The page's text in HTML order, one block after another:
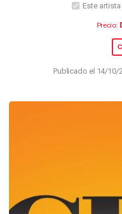
Este
Precio:
Publicado el 14/10/